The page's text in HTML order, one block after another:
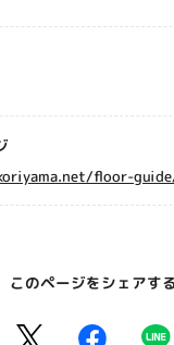
について
floor-
このページをシェアする